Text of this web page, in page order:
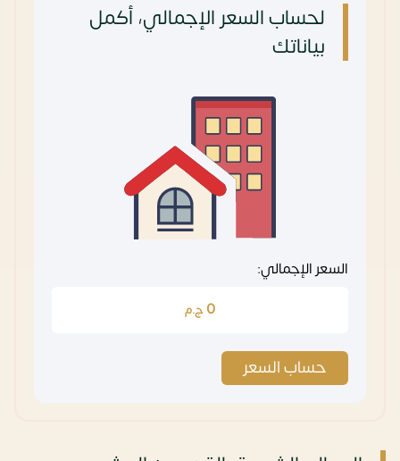
لحساب السعر الإجمالي، أكمل
بياناتك
السعر الإجمالي:
0 ج.م
حساب السعر